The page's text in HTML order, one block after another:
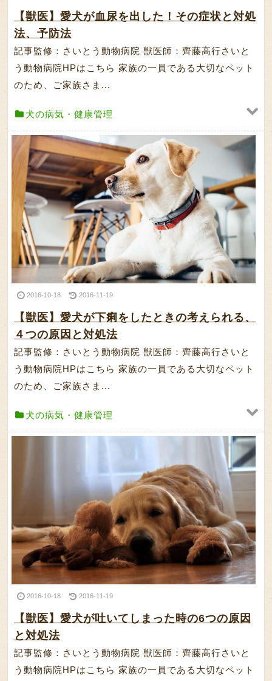
【獣医】愛犬が血尿を出した！その症状と対処
法、予防法
記事監修：さいとう動物病院 獣医師：齊藤高行さいと
う動物病院HPはこちら 家族の一員である大切なペット
のため、ご家族さま...
犬の病気・健康管理
2016-10-18 2016-11-19
【獣医】愛犬が下痢をしたときの考えられる、
４つの原因と対処法
記事監修：さいとう動物病院 獣医師：齊藤高行さいと
う動物病院HPはこちら 家族の一員である大切なペット
のため、ご家族さま...
犬の病気・健康管理
2016-10-18 2016-11-19
【獣医】愛犬が吐いてしまった時の6つの原因
と対処法
記事監修：さいとう動物病院 獣医師：齊藤高行さいと
う動物病院HPはこちら 家族の一員である大切なペット